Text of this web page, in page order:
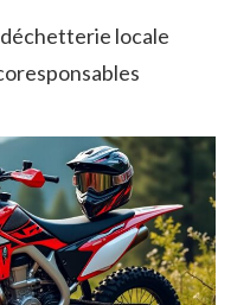
locale